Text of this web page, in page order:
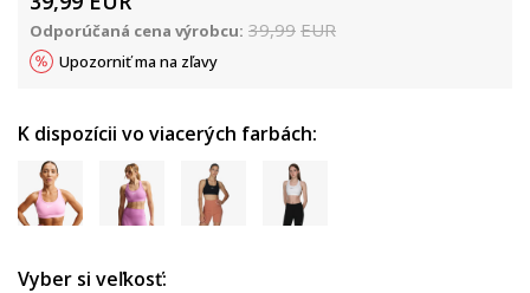
Odporúčaná cena výrobcu: 39,99 EUR
Upozorniť ma na zľavy
K dispozícii vo viacerých farbách:
Vyber si veľkosť: